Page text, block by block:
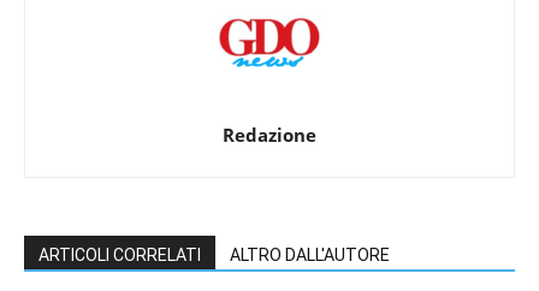
Redazione
ARTICOLI CORRELATI ALTRO DALL'AUTORE